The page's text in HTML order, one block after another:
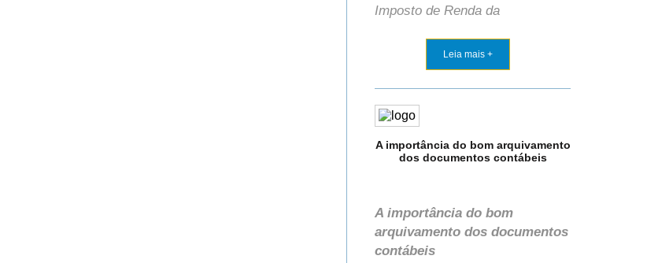
Imposto de Renda da
Leia mais +
A importância do bom arquivamento
dos documentos contábeis
A importância do bom
arquivamento dos documentos
contábeis